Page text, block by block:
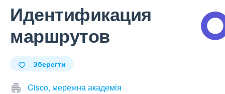
Идентификация
маршрутов
Зберегти
Cisco, мережна академія